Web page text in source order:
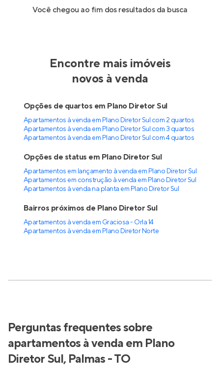
Você chegou ao fim dos resultados da busca
Encontre mais imóveis
novos à venda
Opções de quartos em Plano Diretor Sul
Apartamentos à venda em Plano Diretor Sul com 2 quartos
Apartamentos à venda em Plano Diretor Sul com 3 quartos
Apartamentos à venda em Plano Diretor Sul com 4 quartos
Opções de status em Plano Diretor Sul
Apartamentos em lançamento à venda em Plano Diretor Sul
Apartamentos em construção à venda em Plano Diretor Sul
Apartamentos à venda na planta em Plano Diretor Sul
Bairros próximos de Plano Diretor Sul
Apartamentos à venda em Graciosa - Orla 14
Apartamentos à venda em Plano Diretor Norte
Perguntas frequentes sobre
apartamentos à venda em Plano
Diretor Sul, Palmas - TO